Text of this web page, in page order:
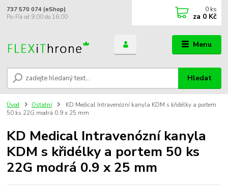
Menu
Hledat
737 570 074 (eShop)
Po-Pá od 9:00 do 16:00
0 ks
za 0 Kč
Úvod Ostatní
KD Medical Intravenózní kanyla KDM s křidélky a portem
50 ks 22G modrá 0.9 x 25 mm
KD Medical Intravenózní kanyla
KDM s křidélky a portem 50 ks
22G modrá 0.9 x 25 mm